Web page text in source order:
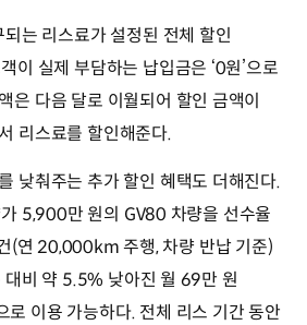
는 리스료가 설정된 전체 할인
이 실제 부담하는 납입금은 ‘0원’으로
은 다음 달로 이월되어 할인 금액이
리스료를 할인해준다.
낮춰주는 추가 할인 혜택도 더해진다.
5,900만 원의 GV80 차량을 선수율
(연 20,000km 주행, 차량 반납 기준)
대비 약 5.5% 낮아진 월 69만 원
로 이용 가능하다. 전체 리스 기간 동안